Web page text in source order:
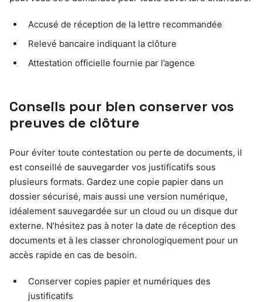
Accusé de réception de la lettre recommandée
Relevé bancaire indiquant la clôture
Attestation officielle fournie par l’agence
Conseils pour bien conserver vos
preuves de clôture
Pour éviter toute contestation ou perte de documents, il
est conseillé de sauvegarder vos justificatifs sous
plusieurs formats. Gardez une copie papier dans un
dossier sécurisé, mais aussi une version numérique,
idéalement sauvegardée sur un cloud ou un disque dur
externe. N’hésitez pas à noter la date de réception des
documents et à les classer chronologiquement pour un
accès rapide en cas de besoin.
Conserver copies papier et numériques des
justificatifs